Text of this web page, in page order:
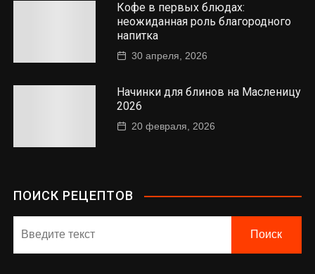
Кофе в первых блюдах:
неожиданная роль благородного
напитка
30 апреля, 2026
Начинки для блинов на Масленицу
2026
20 февраля, 2026
ПОИСК РЕЦЕПТОВ